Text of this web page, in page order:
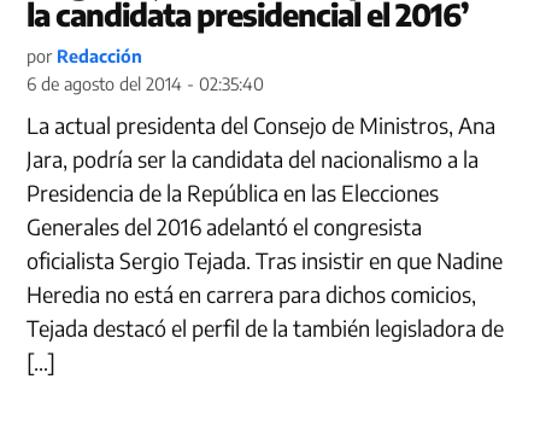
la candidata presidencial el 2016’
por Redacción
6 de agosto del 2014 - 02:35:40
La actual presidenta del Consejo de Ministros, Ana
Jara, podría ser la candidata del nacionalismo a la
Presidencia de la República en las Elecciones
Generales del 2016 adelantó el congresista
oficialista Sergio Tejada. ​Tras insistir en que Nadine
Heredia no está en carrera para dichos comicios,
Tejada destacó el perfil de la también legisladora de
[…]